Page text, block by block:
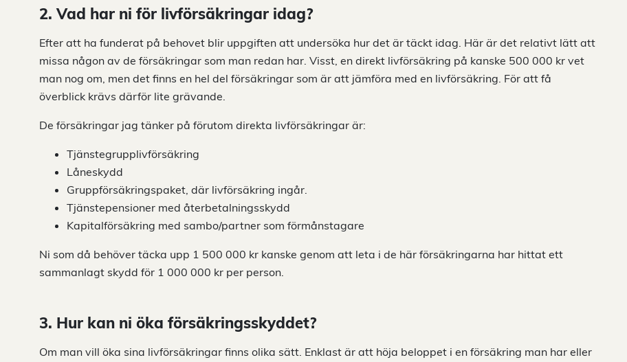
2. Vad har ni för livförsäkringar idag?
Efter att ha funderat på behovet blir uppgiften att undersöka hur det är täckt idag. Här är det relativt lätt att
missa någon av de försäkringar som man redan har. Visst, en direkt livförsäkring på kanske 500 000 kr vet
man nog om, men det finns en hel del försäkringar som är att jämföra med en livförsäkring. För att få
överblick krävs därför lite grävande.
De försäkringar jag tänker på förutom direkta livförsäkringar är:
Tjänstegrupplivförsäkring
Låneskydd
Gruppförsäkringspaket, där livförsäkring ingår.
Tjänstepensioner med återbetalningsskydd
Kapitalförsäkring med sambo/partner som förmånstagare
Ni som då behöver täcka upp 1 500 000 kr kanske genom att leta i de här försäkringarna har hittat ett
sammanlagt skydd för 1 000 000 kr per person.
3. Hur kan ni öka försäkringsskyddet?
Om man vill öka sina livförsäkringar finns olika sätt. Enklast är att höja beloppet i en försäkring man har eller